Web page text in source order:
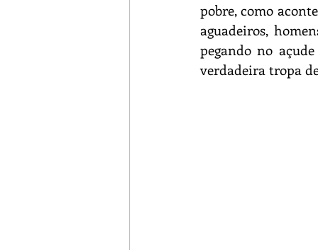
pobre, como
aguadeiros,
pegando no
verdadeira tropa